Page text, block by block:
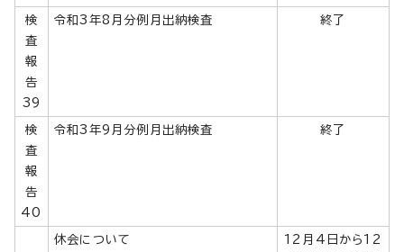
検
査
報
告
39
令和3年8月分例月出納検査 終了
検
査
報
告
40
令和3年9月分例月出納検査 終了
休会について
12月4日から12